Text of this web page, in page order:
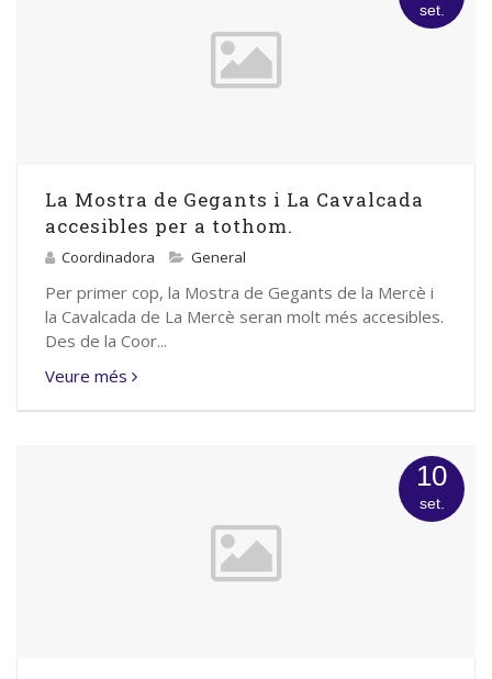
set.
La Mostra de Gegants i La Cavalcada
accesibles per a tothom.
Coordinadora General
Per primer cop, la Mostra de Gegants de la Mercè i
la Cavalcada de La Mercè seran molt més accesibles.
Des de la Coor...
Veure més
10
set.